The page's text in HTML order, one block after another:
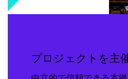
プロジェクトを主